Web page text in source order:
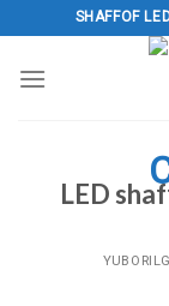
o‘tish
SHAFFOF
LED